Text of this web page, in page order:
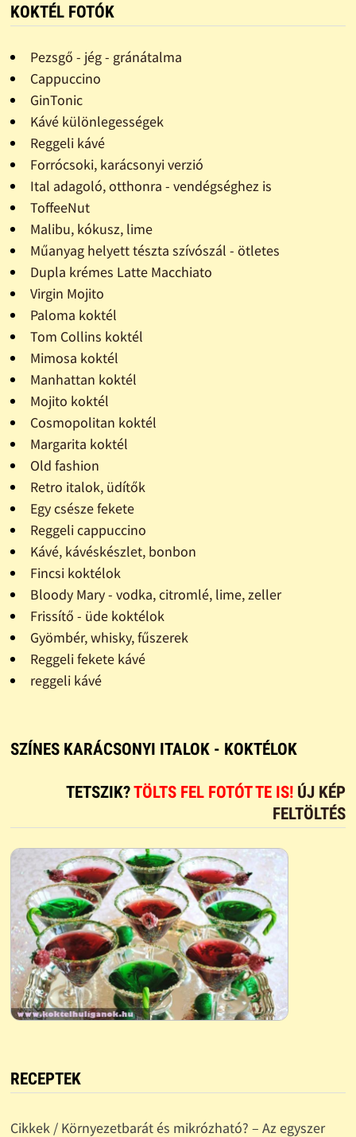
KOKTÉL FOTÓK
Pezsgő - jég - gránátalma
Cappuccino
GinTonic
Kávé különlegességek
Reggeli kávé
Forrócsoki, karácsonyi verzió
Ital adagoló, otthonra - vendégséghez is
ToffeeNut
Malibu, kókusz, lime
Műanyag helyett tészta szívószál - ötletes
Dupla krémes Latte Macchiato
Virgin Mojito
Paloma koktél
Tom Collins koktél
Mimosa koktél
Manhattan koktél
Mojito koktél
Cosmopolitan koktél
Margarita koktél
Old fashion
Retro italok, üdítők
Egy csésze fekete
Reggeli cappuccino
Kávé, kávéskészlet, bonbon
Fincsi koktélok
Bloody Mary - vodka, citromlé, lime, zeller
Frissítő - üde koktélok
Gyömbér, whisky, fűszerek
Reggeli fekete kávé
reggeli kávé
SZÍNES KARÁCSONYI ITALOK - KOKTÉLOK
TETSZIK?TÖLTS FEL FOTÓT TE IS! ÚJ KÉP
FELTÖLTÉS
RECEPTEK
Cikkek / Környezetbarát és mikrózható? – Az egyszer